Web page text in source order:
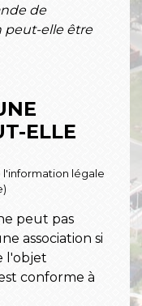
de
peut-elle être
ELLE
l'information légale
peut pas
association si
l'objet
conforme à